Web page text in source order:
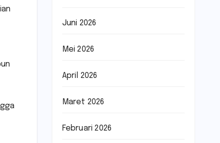
Juni 2026
Mei 2026
April 2026
Maret 2026
Februari 2026